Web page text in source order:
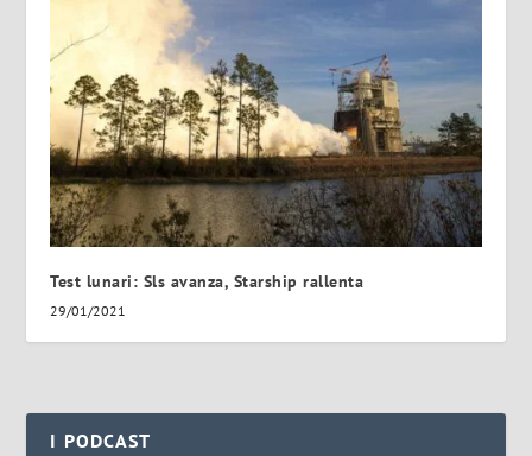
Test lunari: Sls avanza, Starship rallenta
29/01/2021
I PODCAST